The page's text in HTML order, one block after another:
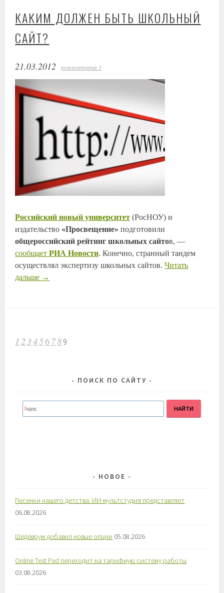
КАКИМ ДОЛЖЕН БЫТЬ ШКОЛЬНЫЙ
САЙТ?
21.03.2012 комментария 3
Российский новый университет (РосНОУ) и
издательство «Просвещение» подготовили
общероссийский рейтинг школьных сайтов, —
сообщаетРИА Новости. Конечно, странный тандем
осуществлял экспертизу школьных сайтов.Читать
дальше →
НАВИГАЦИЯ
ПО
1 23456 78 9
ПОИСК ПО САЙТУ
НОВОЕ
Песенки нашего детства. ИИ-мультстудия представляет
06.08.2026
Шедеврум добавил новые опции 05.08.2026
Online Test Pad переходит на тарифную систему работы
03.08.2026